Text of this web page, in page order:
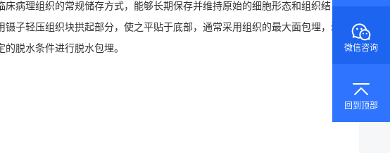
病理组织的常规储存方式，能够长期保存并维持原始的细胞形态和组织结
子轻压组织块拱起部分，使之平贴于底部，通常采用组织的最大面包埋，囊
的脱水条件进行脱水包埋。 微信咨询
回到顶部